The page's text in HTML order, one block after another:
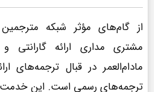
از گام‌های مؤثر شبکه
مشتری مداری ارائه گارانتی
مادام‌العمر در قبال ترجمه‌های
ترجمه‌های رسمی است. این خدمت